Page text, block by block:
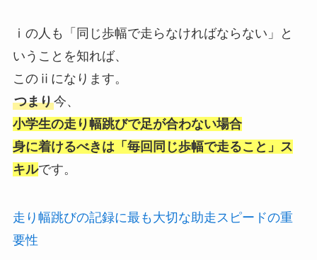
ⅰの人も「同じ歩幅で走らなければならない」
と
いうことを知れば、
このⅱになります。
つまり今、
小学生の走り幅跳びで足が合わない場合
身に着けるべきは「毎回同じ歩幅で走ること」ス
キルです。
走り幅跳びの記録に最も大切な助走スピードの重
要性